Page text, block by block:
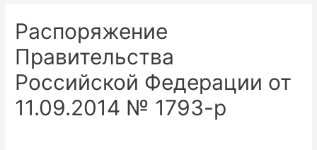
Распоряжение
Правительства
Российской Федерации от
11.09.2014 № 1793-р